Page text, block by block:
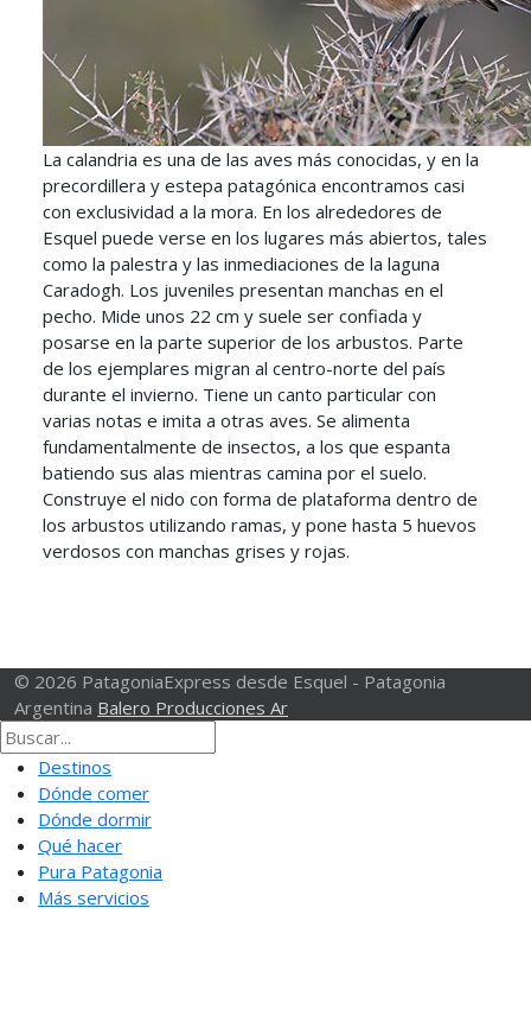
La calandria es una de las aves más conocidas, y en la
precordillera y estepa patagónica encontramos casi
con exclusividad a la mora. En los alrededores de
Esquel puede verse en los lugares más abiertos, tales
como la palestra y las inmediaciones de la laguna
Caradogh. Los juveniles presentan manchas en el
pecho. Mide unos 22 cm y suele ser confiada y
posarse en la parte superior de los arbustos. Parte
de los ejemplares migran al centro-norte del país
durante el invierno. Tiene un canto particular con
varias notas e imita a otras aves. Se alimenta
fundamentalmente de insectos, a los que espanta
batiendo sus alas mientras camina por el suelo.
Construye el nido con forma de plataforma dentro de
los arbustos utilizando ramas, y pone hasta 5 huevos
verdosos con manchas grises y rojas.
© 2026 PatagoniaExpress desde Esquel - Patagonia
Argentina Balero Producciones Ar
Destinos
Dónde comer
Dónde dormir
Qué hacer
Pura Patagonia
Más servicios